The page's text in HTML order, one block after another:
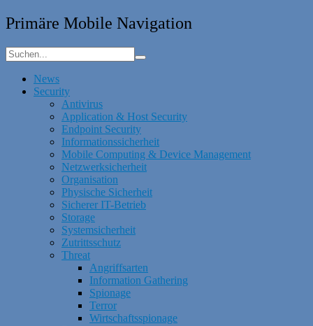
Primäre Mobile Navigation
News
Security
Antivirus
Application & Host Security
Endpoint Security
Informationssicherheit
Mobile Computing & Device Management
Netzwerksicherheit
Organisation
Physische Sicherheit
Sicherer IT-Betrieb
Storage
Systemsicherheit
Zutrittsschutz
Threat
Angriffsarten
Information Gathering
Spionage
Terror
Wirtschaftsspionage